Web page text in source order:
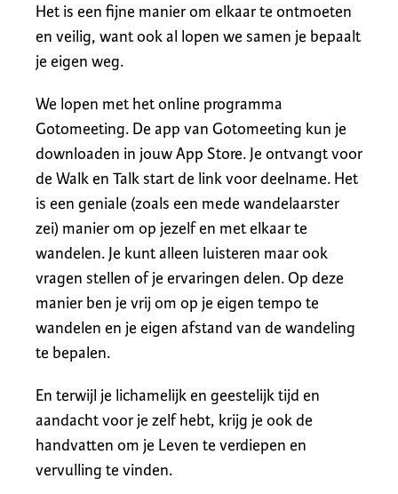
Het is een fijne manier om elkaar te ontmoeten
en veilig, want ook al lopen we samen je bepaalt
je eigen weg.
We lopen met het online programma
Gotomeeting. De app van Gotomeeting kun je
downloaden in jouw App Store. Je ontvangt voor
de Walk en Talk start de link voor deelname. Het
is een geniale (zoals een mede wandelaarster
zei) manier om op jezelf en met elkaar te
wandelen. Je kunt alleen luisteren maar ook
vragen stellen of je ervaringen delen. Op deze
manier ben je vrij om op je eigen tempo te
wandelen en je eigen afstand van de wandeling
te bepalen.
En terwijl je lichamelijk en geestelijk tijd en
aandacht voor je zelf hebt, krijg je ook de
handvatten om je Leven te verdiepen en
vervulling te vinden.